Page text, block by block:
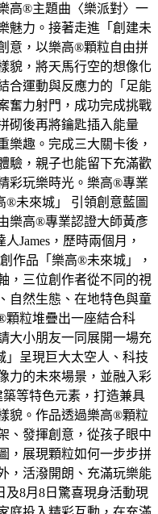
高®主題曲〈樂派對〉一
魅力。接著走進「創建未
意，以樂高®顆粒自由拼
貌，將天馬行空的想像化
合運動與反應力的「足能
奮力射門，成功完成挑戰
砌後再將鑰匙插入能量
樂趣。完成三大關卡後，
驗，親子也能留下充滿歡
彩玩樂時光。樂高®專業
未來城」 引領創意藍圖
樂高®專業認證大師黃彥
James，歷時兩個月，
作品「樂高®未來城」，
，三位創作者從不同的視
自然生態、在地特色與童
顆粒堆疊出一座結合科
大小朋友一同展開一場充
呈現巨大太空人、科技
力的未來場景，並融入彩
等特色元素，打造兼具
貌。作品透過樂高®顆粒
、發揮創意，從孩子眼中
，展現顆粒如何一步步拼
，活潑開朗、充滿玩樂能
8月8日驚喜現身活動現